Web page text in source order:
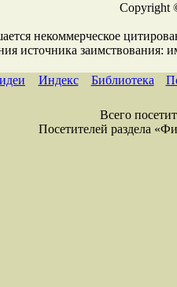
Copyright
некоммерческое
источника заимствования:
Индекс Библиотека
Всего
Посетителей раздела